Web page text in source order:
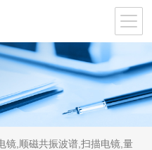
镜,顺磁共振波谱,扫描电镜,量